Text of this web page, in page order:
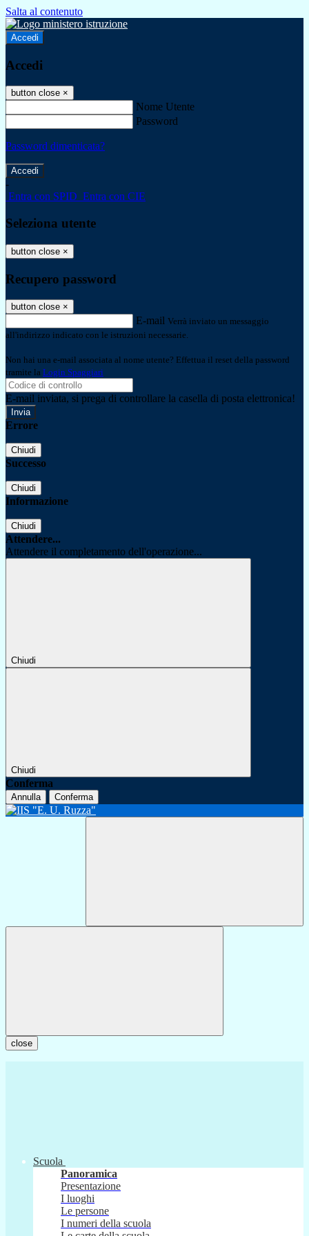
Salta al contenuto
Accedi
Accedi
button close ×
Nome Utente
Password
Password dimenticata?
-
Entra con SPID Entra con CIE
Seleziona utente
button close ×
Recupero password
button close ×
E-mail Verrà inviato un messaggio
all'indirizzo indicato con le istruzioni necessarie.
Non hai una e-mail associata al nome utente? Effettua il reset della password
tramite la Login Spaggiari
E-mail inviata, si prega di controllare la casella di posta elettronica!
Errore
Chiudi
Successo
Chiudi
Informazione
Chiudi
Attendere...
Attendere il completamento dell'operazione...
Chiudi
Chiudi
Conferma
Annulla Conferma
close
Scuola
Panoramica
Presentazione
I luoghi
Le persone
I numeri della scuola